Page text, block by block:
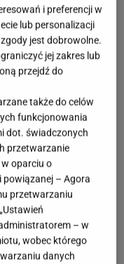
i preferencji w
lub personalizacji
jest dobrowolne.
jej zakres lub
przejdź do
także do celów
funkcjonowania
dot. świadczonych
przetwarzanie
oparciu o
powiązanej – Agora
przetwarzaniu
– w
wobec którego
danych